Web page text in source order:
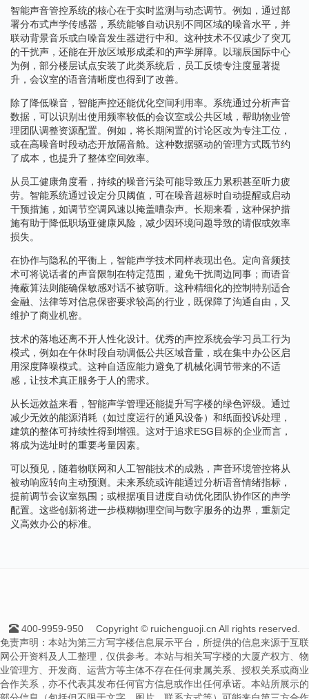
智能声音管控系统的核心在于实时监测与动态调节。例如，通过部
署分布式声学传感器，系统能够自动识别不同区域的噪音水平，并
联动背景音乐或白噪音发生器进行中和。这种技术不仅减少了突兀
的干扰声，还能在开放区域形成柔和的声学屏障。以瑞辰国际中心
为例，部分楼层试点安装了此类系统后，员工反馈专注度显著提
升，会议室的语音清晰度也得到了改善。
除了降低噪音，智能声控还能优化空间利用率。系统通过分析声音
数据，可以识别出使用频率较低的会议室或公共区域，帮助物业管
理团队调整资源配置。例如，将长期闲置的讨论区改为专注工位，
或在高噪音时段动态开放隔音舱。这种数据驱动的管理方式既节约
了成本，也提升了整体空间效率。
从员工健康角度看，持续的噪音污染可能导致压力累积甚至听力疲
劳。智能系统通过设定分贝阈值，可在噪音超标时自动提醒或启动
干预措施，如调节空调风速以掩盖嘈杂声。长期来看，这种保护措
施有助于降低职场亚健康风险，减少因环境问题导致的请假或效率
损失。
在协作与隐私的平衡上，智能声学技术同样表现出色。定向音频技
术可将说话者的声音限制在特定范围，避免干扰周边同事；而语音
掩蔽算法则能确保敏感对话不被窃听。这种精细化的控制特别适合
金融、法律等对信息保密要求较高的行业，既保障了沟通自由，又
维护了商业机密。
技术的落地还离不开人性化设计。优秀的声控系统会学习员工行为
模式，例如在午休时段自动调低公共区域音量，或在集中办公区启
用深度降噪模式。这种自适应能力避免了机械化调节带来的不适
感，让技术真正服务于人的需求。
从长远效益来看，智能声学管理还能提升写字楼的绿色评级。通过
减少无效的能源消耗（如过度运行的通风设备）和纸面投诉处理，
建筑的整体可持续性得到增强。这对于追求ESG目标的企业而言，
将成为选址时的重要考量因素。
可以预见，随着物联网和人工智能技术的成熟，声音环境管控将从
被动响应转向主动预测。未来系统或许能通过分析语音情绪指标，
提前调节会议室氛围；或根据项目进度自动优化团队协作区的声学
配置。这些创新将进一步模糊物理空间与数字服务的边界，重新定
义高效办公的标准。
400-9959-950
Copyright © ruichenguoji.cn All rights reserved.
免责声明：本站为第三方写字楼信息展示平台，所提供的信息来源于互联
网公开资料及人工整理，仅供参考。本站与相关写字楼的大厦产权方、物
业管理方、开发商、运营方等主体不存在任何隶属关系、授权关系或商业
合作关系，亦不代表其发布任何官方信息或作出任何承诺。本站所展示的